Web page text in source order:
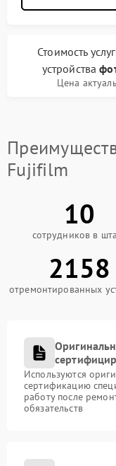
Стоимость
устройства
Цена
Fujifilm
10
сотрудников в
2158
отремонтированных
Используются
сертификацию
работу после
обязательств